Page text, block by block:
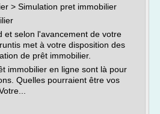
> Simulation pret immobilier
et selon l'avancement de votre
met à votre disposition des
de prêt immobilier.
immobilier en ligne sont là pour
Quelles pourraient être vos